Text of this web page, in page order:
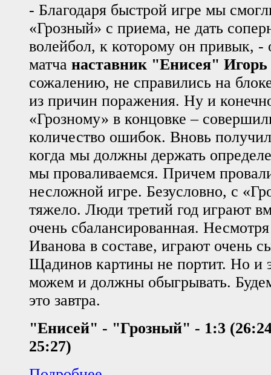
- Благодаря быстрой игре мы
«Грозный» с приема, не дать
волейбол, к которому он привык, -
матча наставник "Енисея" Игорь
сожалению, не справились на
из причин поражения. Ну и
«Грозному» в концовке –
количество ошибок. Вновь
когда мы должны держать
мы проваливаемся. Причем
несложной игре. Безусловно, с
тяжело. Люди третий год играют
очень сбалансированная.
Иванова в составе, играют очень
Щадинов картины не портит. Но и
можем и должны обыгрывать. Будем
это завтра.
"Енисей" - "Грозный" - 1:3
25:27)